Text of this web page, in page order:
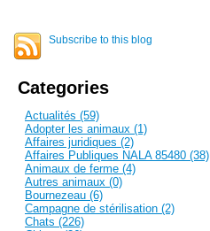
Subscribe to this blog
Categories
Actualités (59)
Adopter les animaux (1)
Affaires juridiques (2)
Affaires Publiques NALA 85480 (38)
Animaux de ferme (4)
Autres animaux (0)
Bournezeau (6)
Campagne de stérilisation (2)
Chats (226)